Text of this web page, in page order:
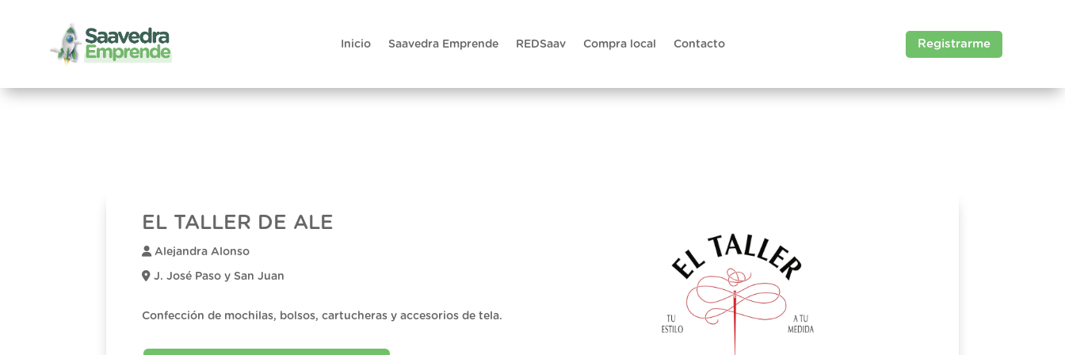
Inicio Saavedra Emprende REDSaav Compra local Contacto Registrarme
EL TALLER DE ALE
Alejandra Alonso
J. José Paso y San Juan
Confección de mochilas, bolsos, cartucheras y accesorios de tela.